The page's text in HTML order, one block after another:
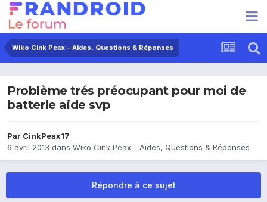
Wiko Cink Peax - Aides, Questions & Réponses
Problème trés préocupant pour moi de
batterie aide svp
Par CinkPeax17
6 avril 2013 dans Wiko Cink Peax - Aides, Questions & Réponses
Répondre à ce sujet